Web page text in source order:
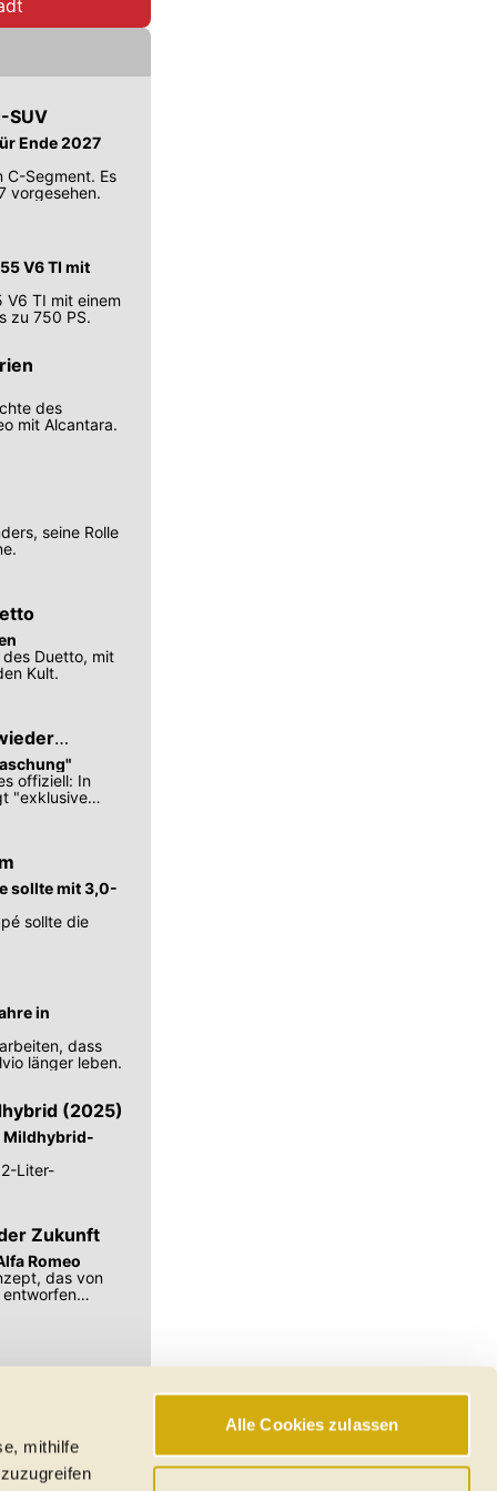
mithilfe
Alle Cookies zulassen
SUV
Ende 2027
C-Segment. Es
vorgesehen.
V6 TI mit
V6 TI mit einem
zu 750 PS.
des
mit Alcantara.
seine Rolle
Duetto, mit
Kult.
offiziell: In
"exklusive
sollte mit 3,0-
sollte die
in
dass
länger leben.
(2025)
Mildhybrid-
Liter-
Zukunft
Romeo
das von
entworfen
Reichweiten